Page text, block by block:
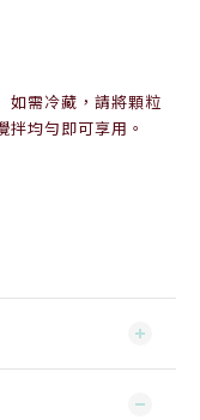
如需冷藏，請將顆粒
均勻即可享用。